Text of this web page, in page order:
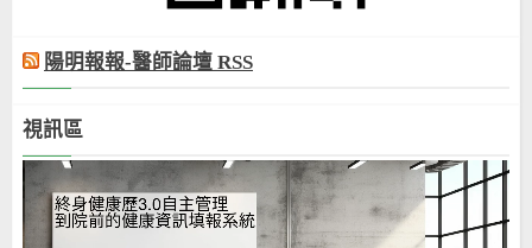
陽明報報-醫師論壇 RSS
視訊區